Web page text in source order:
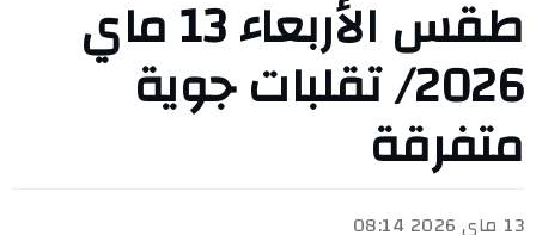
طقس الأربعاء 13 ماي
2026/ تقلبات جوية
متفرقة
13 ماي 2026 08:14